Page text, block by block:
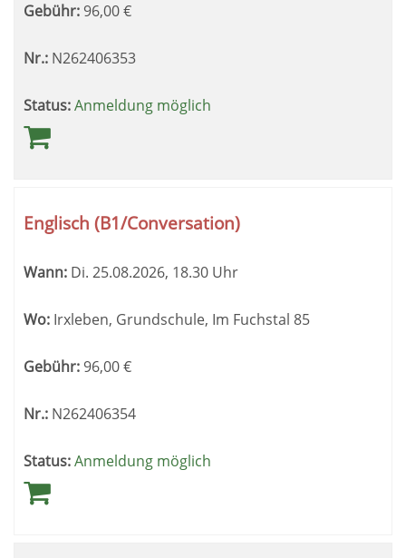
Gebühr: 96,00€
Nr.: N262406353
Status:Anmeldung möglich
Englisch (B1/Conversation)
Wann: Di. 25.08.2026, 18.30 Uhr
Wo: Irxleben, Grundschule, Im Fuchstal 85
Gebühr: 96,00€
Nr.: N262406354
Status:Anmeldung möglich